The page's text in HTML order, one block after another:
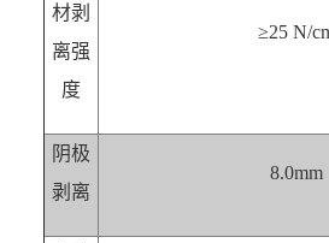
材剥
离强
度
≥25 N/
阴极
剥离
8.0mm